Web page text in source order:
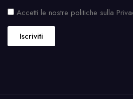
Accetti le nostre politiche sulla
Iscriviti